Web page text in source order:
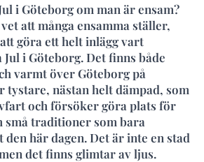
i Göteborg om man är ensam?
att många ensamma ställer,
göra ett helt inlägg vart
i Göteborg. Det finns både
varmt över Göteborg på
tystare, nästan helt dämpad, som
och försöker göra plats för
små traditioner som bara
här dagen. Det är inte en stad
det finns glimtar av ljus.